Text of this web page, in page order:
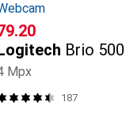
Brio 500
Mpx
187